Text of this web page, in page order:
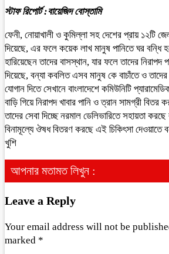
স্টাফ রিপোর্ট :বায়েজিদ বোস্তামি
ফেনী, নোয়াখালী ও কুমিল্লা সহ দেশের প্রায় ১২টি
দিয়েছে, এর ফলে কয়েক লাখ মানুষ পানিতে ঘর বন্ধি
হারিয়েছেন তাদের বাসস্থান, যার ফলে তাদের নিরাপদ
দিয়েছে, বন্যা কবলিত এসব মানুষ কে বাচাঁতে ও তাদের
যোগান দিতে সেখানে বাংলাদেশে কমিউনিটি
বাড়ি গিয়ে নিরাপদ খাবার পানি ও ত্রান সামগ্রী বিতর
তাদের সেবা দিচ্ছে নরমাল ডেলিভারিতে সহায়তা করছে
বিনামূল্যে ঔষধ বিতরণ করছে এই চিকিৎসা
খুশি
আপনার মতামত লিখুন :
Leave a Reply
Your email address will not be
marked *